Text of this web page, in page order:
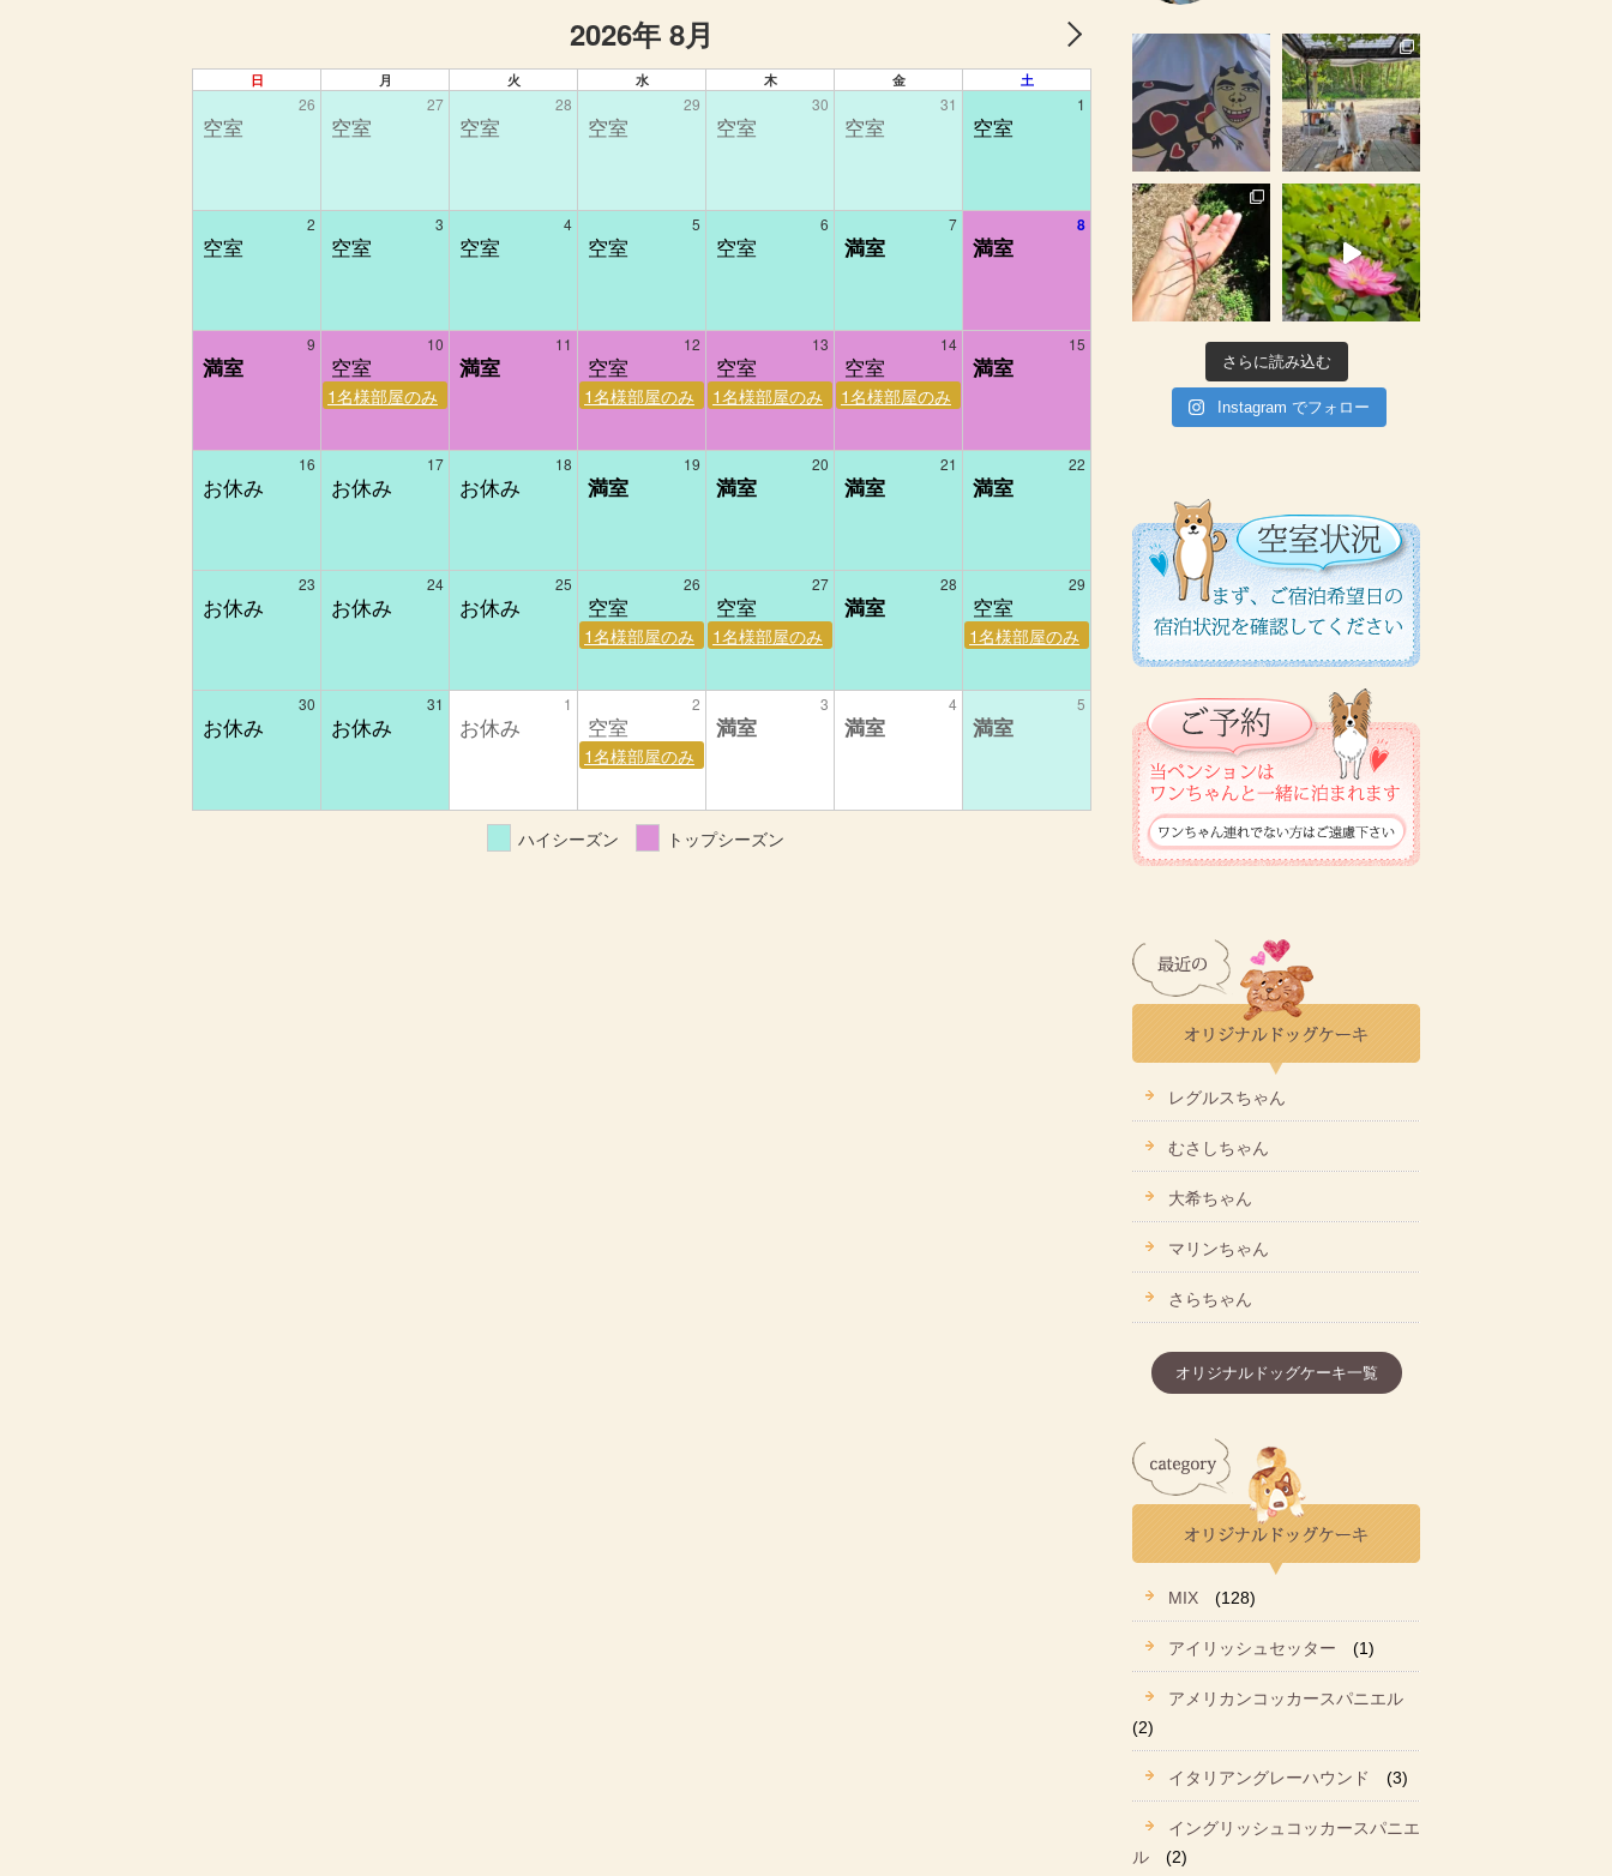
2026年 8月
日 月 火 水 木 金 土
26 27 28 29 30 31 1
2 3 4 5 6 7 8
9 10 11 12 13 14 15
1名様部屋のみ 1名様部屋のみ 1名様部屋のみ 1名様部屋のみ
16 17 18 19 20 21 22
23 24 25 26 27 28 29
1名様部屋のみ 1名様部屋のみ 1名様部屋のみ
30 31 1 2 3 4 5
1名様部屋のみ
ハイシーズン トップシーズン
さらに読み込む
Instagram でフォロー
レグルスちゃん
むさしちゃん
大希ちゃん
マリンちゃん
さらちゃん
オリジナルドッグケーキ一覧
MIX (128)
アイリッシュセッター (1)
アメリカンコッカースパニエル
(2)
イタリアングレーハウンド (3)
イングリッシュコッカースパニエ
ル
(2)